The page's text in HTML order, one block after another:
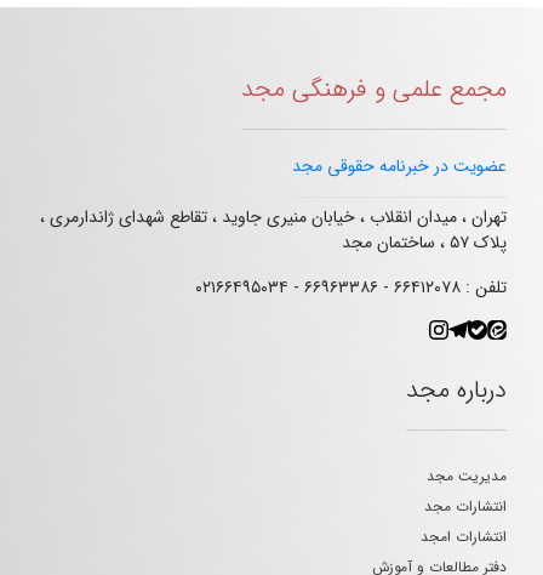
مجمع علمی و فرهنگی مجد
عضویت در خبرنامه حقوقی مجد
تهران ، میدان انقلاب ، خیابان منیری جاوید ، تقاطع شهدای ژاندارمری ،
پلاک ۵۷ ، ساختمان مجد
تلفن : ۶۶۴۱۲۰۷۸ - ۶۶۹۶۳۳۸۶ - ۰۲۱۶۶۴۹۵۰۳۴
درباره مجد
مدیریت مجد
انتشارات مجد
انتشارات امجد
دفتر مطالعات و آموزش